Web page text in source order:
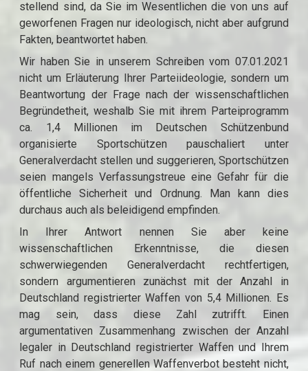
stellend sind, da Sie im Wesentlichen die von uns auf
geworfenen Fragen nur ideologisch, nicht aber aufgrund
Fakten, beantwortet haben.
Wir haben Sie in unserem Schreiben vom 07.01.2021
nicht um Erläuterung Ihrer Parteiideologie, sondern um
Beantwortung der Frage nach der wissenschaftlichen
Begründetheit, weshalb Sie mit ihrem Parteiprogramm
ca. 1,4 Millionen im Deutschen Schützenbund
organisierte Sportschützen pauschaliert unter
Generalverdacht stellen und suggerieren, Sportschützen
seien mangels Verfassungstreue eine Gefahr für die
öffentliche Sicherheit und Ordnung. Man kann dies
durchaus auch als beleidigend empfinden.
In Ihrer Antwort nennen Sie aber keine
wissenschaftlichen Erkenntnisse, die diesen
schwerwiegenden Generalverdacht rechtfertigen,
sondern argumentieren zunächst mit der Anzahl in
Deutschland registrierter Waffen von 5,4 Millionen. Es
mag sein, dass diese Zahl zutrifft. Einen
argumentativen Zusammenhang zwischen der Anzahl
legaler in Deutschland registrierter Waffen und Ihrem
Ruf nach einem generellen Waffenverbot besteht nicht,